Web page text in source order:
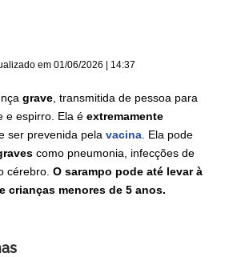
em 01/06/2026 | 14:37
grave , transmitida de pessoa para
e espirro. Ela é extremamente
ser prevenida pela vacina . Ela pode
como pneumonia, infecções de
cérebro. O sarampo pode até levar à
crianças menores de 5 anos.